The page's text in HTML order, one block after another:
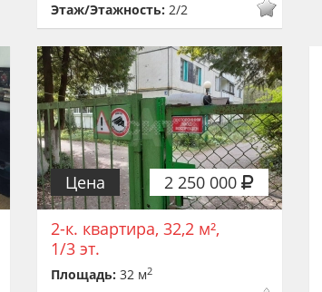
Этаж/Этажность: 2/2
2 250 000
Цена
2-к. квартира, 32,2 м²,
1/3 эт.
Площадь: 32 м2